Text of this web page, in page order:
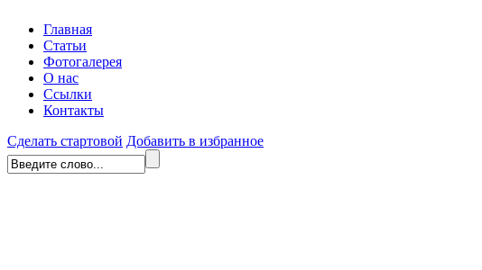
Главная
Статьи
Фотогалерея
О нас
Ссылки
Контакты
Сделать стартовой Добавить в избранное